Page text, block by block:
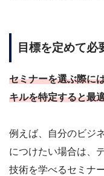
目標を定めて必
セミナーを選ぶ際に
キルを特定すると最
例えば、自分のビジ
につけたい場合は、
技術を学べるセミナ